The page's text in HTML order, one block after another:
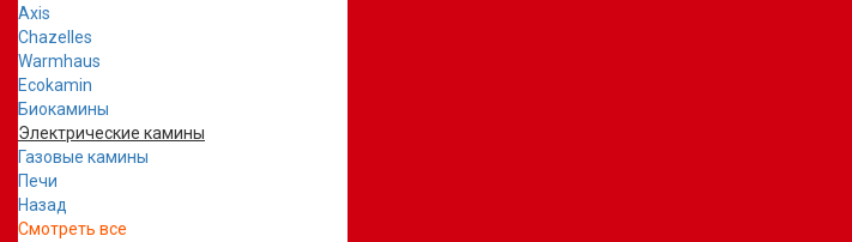
Axis
Chazelles
Warmhaus
Ecokamin
Биокамины
Электрические камины
Газовые камины
Печи
Назад
Смотреть все